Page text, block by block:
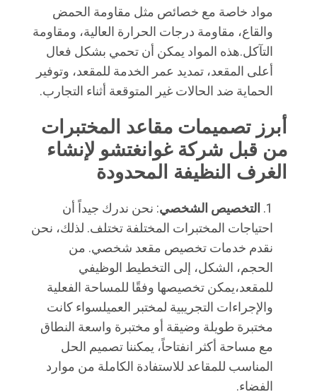
مواد خاصة مع خصائص مثل مقاومة الحمض
والقاع، مقاومة درجات الحرارة العالية، ومقاومة
التآكل.هذه المواد يمكن أن تحمي بشكل فعال
أعلى المقعد، تمديد عمر الخدمة للمقعد، وتوفير
الحماية ضد الحالات غير المتوقعة أثناء التجارب.
الغرف النظيفة المحدودة
التخصيص الشخصي: نحن ندرك جيداً أن
احتياجات المختبرات المختلفة تختلف. لذلك، نحن
نقدم خدمات تخصيص مقعد شخصي. من
الحجم، الشكل، إلى التخطيط الوظيفي
للمقعد،يمكن تخصيصها وفقًا للمساحة الفعلية
والإجراءات التجريبية لمختبر العميلسواء كانت
مختبرة طويلة وضيقة أو مختبرة واسعة النطاق
مع مساحة أكثر انفتاحاً، يمكننا تصميم الحل
المناسب للمقاعد للاستفادة الكاملة من موارد
الفضاء.